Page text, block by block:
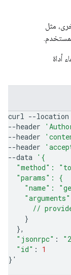
مثل
أداة
curl --location
--header
--header
--header
--data '{
"method":
  "params": {
"name":
//
}
}
"jsonrpc" :
"id" :
1
} '